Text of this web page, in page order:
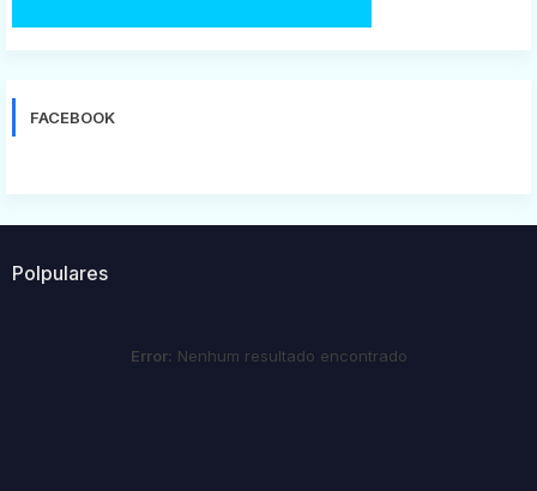
FACEBOOK
Polpulares
Error: Nenhum resultado encontrado